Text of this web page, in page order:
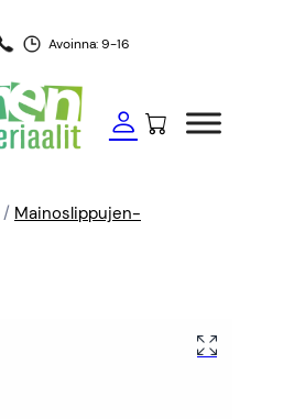
Avoinna: 9-16
/ Mainoslippujen-